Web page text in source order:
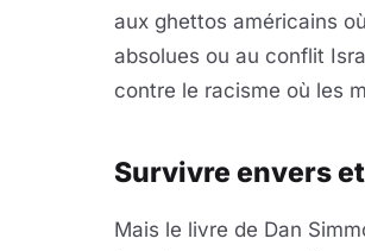
aux ghettos américains
absolues ou au conflit
contre le racisme où les
Survivre envers
Mais le livre de Dan